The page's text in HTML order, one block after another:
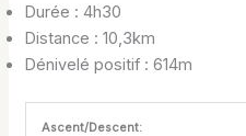
Durée : 4h30
Distance : 10,3km
Dénivelé positif : 614m
Ascent/Descent: